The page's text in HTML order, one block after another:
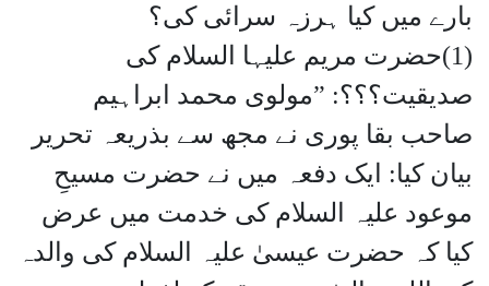
بارے میں کیا ہرزہ سرائی کی؟
(1)حضرت مریم علیہا السلام کی
صدیقیت؟؟؟: ”مولوی محمد ابراہیم
صاحب بقا پوری نے مجھ سے بذریعہ تحریر
بیان کیا: ایک دفعہ میں نے حضرت مسیحِ
موعود علیہ السلام کی خدمت میں عرض
کیا کہ حضرت عیسیٰ علیہ السلام کی والدہ